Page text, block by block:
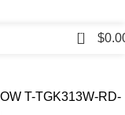
0 $